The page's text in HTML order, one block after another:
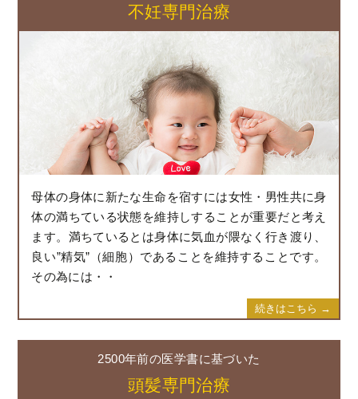
不妊専門治療
母体の身体に新たな生命を宿すには女性・男性共に身
体の満ちている状態を維持しすることが重要だと考え
ます。満ちているとは身体に気血が隈なく行き渡り、
良い”精気”（細胞）であることを維持することです。
その為には・・
続きはこちら →
2500年前の医学書に基づいた
頭髪専門治療